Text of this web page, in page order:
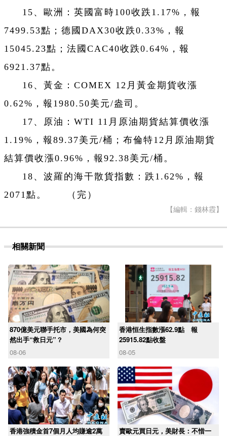
15、歐洲：英國富時100收跌1.17%，報
7499.53點；德國DAX30收跌0.33%，報
15045.23點；法國CAC40收跌0.64%，報
6921.37點。
16、黃金：COMEX 12月黃金期貨收漲
0.62%，報1980.50美元/盎司。
17、原油：WTI 11月原油期貨結算價收漲
1.19%，報89.37美元/桶；布倫特12月原油期貨
結算價收漲0.96%，報92.38美元/桶。
18、波羅的海干散貨指數：跌1.62%，報
2071點。 （完）
【編輯：錢林霞】
相關新聞
870億美元聯手托市，美國為何突
然出手“救日元”？
08-06
香港恒生指數漲62.9點 報
25915.82點收盤
08-05
香港強積金首7個月人均賺逾2萬
賣歐元買日元，美財長：不惜一